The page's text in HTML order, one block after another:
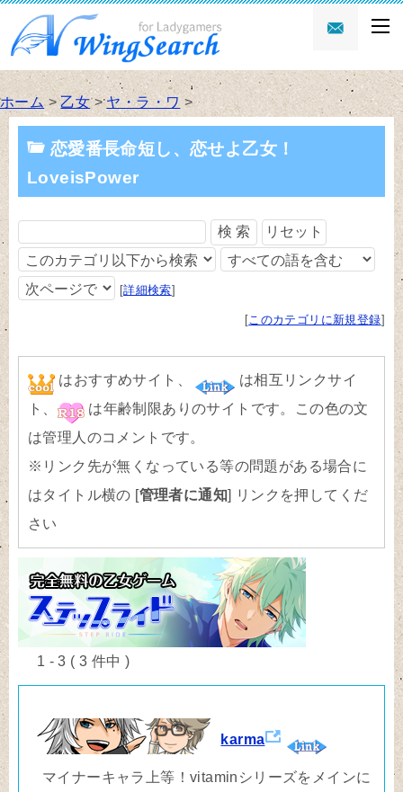
ホーム>乙女>ヤ・ラ・ワ >
恋愛番長命短し、恋せよ乙女！
LoveisPower
[詳細検索]
[ このカテゴリに新規登録]
はおすすめサイト、
は相互リンクサイ
ト、
は年齢制限ありのサイトです。 この色の文
は管理人のコメントです。
※リンク先が無くなっている等の問題がある場合に
はタイトル横の [管理者に通知] リンクを押してくだ
さい
1 - 3 ( 3 件中 )
karma
マイナーキャラ上等！vitaminシリーズをメインに